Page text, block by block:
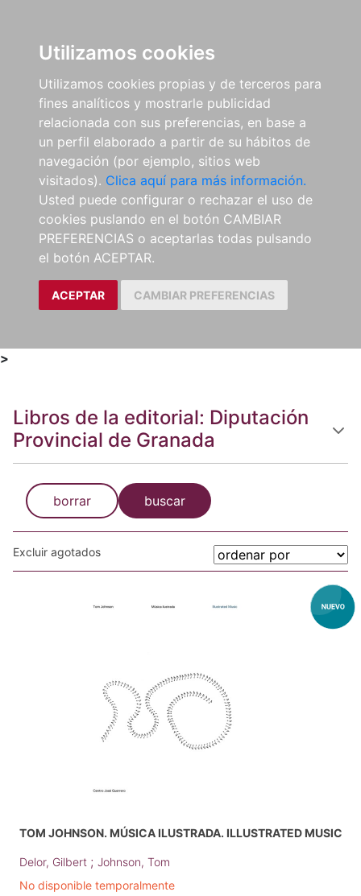
Utilizamos cookies
Utilizamos cookies propias y de terceros para
fines analíticos y mostrarle publicidad
relacionada con sus preferencias, en base a
un perfil elaborado a partir de su hábitos de
navegación (por ejemplo, sitios web
visitados). Clica aquí para más información.
Usted puede configurar o rechazar el uso de
cookies puslando en el botón CAMBIAR
PREFERENCIAS o aceptarlas todas pulsando
el botón ACEPTAR.
ACEPTAR CAMBIAR PREFERENCIAS
>
Libros de la editorial: Diputación
Provincial de Granada
borrar buscar
Excluir agotados
TOM JOHNSON. MÚSICA ILUSTRADA. ILLUSTRATED MUSIC
Delor, Gilbert ; Johnson, Tom
No disponible temporalmente